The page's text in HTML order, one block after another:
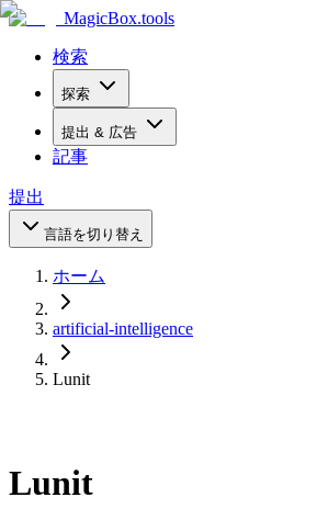
MagicBox.tools
検索
探索
提出 & 広告
記事
提出
言語を切り替え
ホーム
artificial-intelligence
Lunit
Lunit